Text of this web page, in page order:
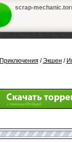
scrap-
Приключения /Экшен /